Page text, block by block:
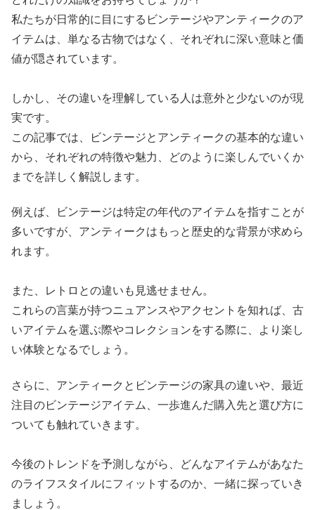
私たちが日常的に目にするビンテージやアンティークのア
イテムは、単なる古物ではなく、それぞれに深い意味と価
値が隠されています。
しかし、その違いを理解している人は意外と少ないのが現
実です。
この記事では、ビンテージとアンティークの基本的な違い
から、それぞれの特徴や魅力、どのように楽しんでいくか
までを詳しく解説します。
例えば、ビンテージは特定の年代のアイテムを指すことが
多いですが、アンティークはもっと歴史的な背景が求めら
れます。
また、レトロとの違いも見逃せません。
これらの言葉が持つニュアンスやアクセントを知れば、古
いアイテムを選ぶ際やコレクションをする際に、より楽し
い体験となるでしょう。
さらに、アンティークとビンテージの家具の違いや、最近
注目のビンテージアイテム、一歩進んだ購入先と選び方に
ついても触れていきます。
今後のトレンドを予測しながら、どんなアイテムがあなた
のライフスタイルにフィットするのか、一緒に探っていき
ましょう。